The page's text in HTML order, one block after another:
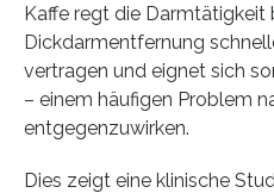
Kaffe regt die Darmtätigkeit
Dickdarmentfernung
vertragen und eignet sich
– einem häufigen Problem
entgegenzuwirken.
Dies zeigt eine klinische